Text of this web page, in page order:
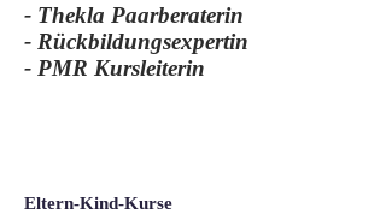
- Thekla Paarberaterin
- Rückbildungsexpertin
- PMR Kursleiterin
Eltern-Kind-Kurse